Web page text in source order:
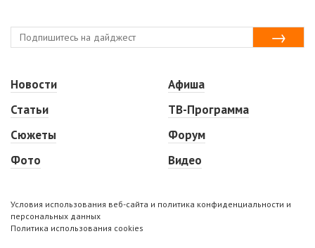
Новости
Статьи
Сюжеты
Фото
Афиша
ТВ-Программа
Форум
Видео
Условия использования веб-сайта и политика конфиденциальности и
персональных данных
Политика использования cookies